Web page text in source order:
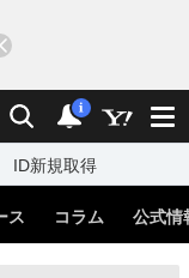
検索 通知
i
ID新規取得
ス コラム 公式情